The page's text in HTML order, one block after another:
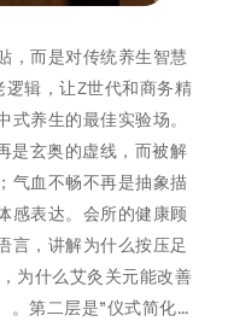
，而是对传统养生智慧
辑，让Z世代和商务精
养生的最佳实验场。
是玄奥的虚线，而被解
气血不畅不再是抽象描
感表达。会所的健康顾
言，讲解为什么按压足
为什么艾灸关元能改善
。第二层是"仪式简化…